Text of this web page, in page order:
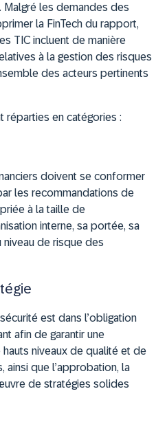
les demandes des
la FinTech du rapport,
TIC incluent de manière
à la gestion des risques
des acteurs pertinents
réparties en catégories :
doivent se conformer
les recommandations de
à la taille de
interne, sa portée, sa
niveau de risque des
est dans l’obligation
afin de garantir une
niveaux de qualité et de
que l’approbation, la
de stratégies solides